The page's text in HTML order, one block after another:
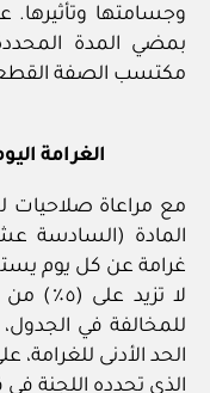
وجسامتها
بمضي المدة
مكتسب الصفة
الغرامة
المادة (السادسة
غرامة عن كل يوم
لا تزيد
للمخالفة في الجدول،
الحد الأدنى للغرامة،
الذي تحدده اللجنة في